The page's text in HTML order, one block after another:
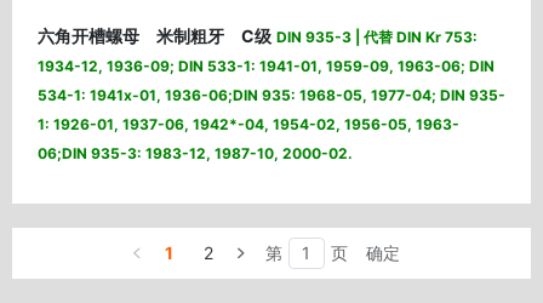
六角开槽螺母 米制粗牙 C级 DIN 935-3 | 代替 DIN Kr 753:
1934-12, 1936-09; DIN 533-1: 1941-01, 1959-09, 1963-06; DIN
534-1: 1941x-01, 1936-06;DIN 935: 1968-05, 1977-04; DIN 935-
1: 1926-01, 1937-06, 1942*-04, 1954-02, 1956-05, 1963-
06;DIN 935-3: 1983-12, 1987-10, 2000-02.
1 2 第 页 确定